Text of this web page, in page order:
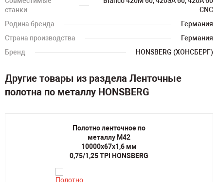
станки
CNC
Родина бренда
Германия
Страна производства
Германия
Бренд
HONSBERG (ХОНСБЕРГ)
Другие товары из раздела Ленточные
полотна по металлу HONSBERG
Полотно ленточное по
металлу M42
10000х67х1,6 мм
0,75/1,25 TPI HONSBERG